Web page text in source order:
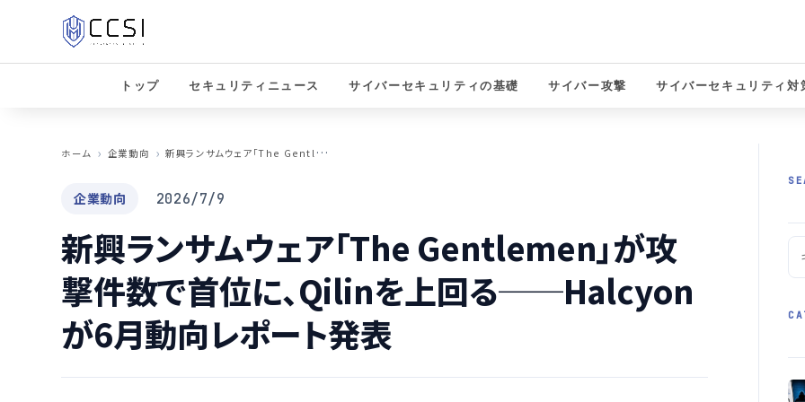
トップ セキュリティニュース サイバーセキュリティの基礎 サイバー攻撃 サイバーセキュリティ対
ホーム
企業動向 新
興ランサムウェア「The Gentlemen」が攻撃件数で首位に、Qilinを上回る──Halcyonが6月動向レポート発表
企業動向 2026/7/9
新興ランサムウェア「The Gentlemen」が攻
撃件数で首位に、Qilinを上回る──Halcyon
が6月動向レポート発表